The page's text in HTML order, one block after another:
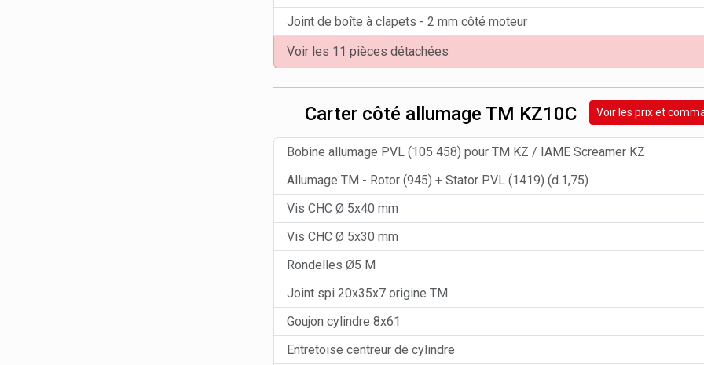
Joint de boîte à clapets - 2 mm côté moteur
Voir les 11 pièces détachées
Carter côté allumage TM KZ10C Voir les prix et
Bobine allumage PVL (105 458) pour TM KZ / IAME Screamer KZ
Allumage TM - Rotor (945) + Stator PVL (1419) (d.1,75)
Vis CHC Ø 5x40 mm
Vis CHC Ø 5x30 mm
Rondelles Ø5 M
Joint spi 20x35x7 origine TM
Goujon cylindre 8x61
Entretoise centreur de cylindre